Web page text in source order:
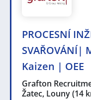
PROCESNÍ
SVAŘOVÁNÍ|
Kaizen | OEE
Grafton
Žatec, Louny(14